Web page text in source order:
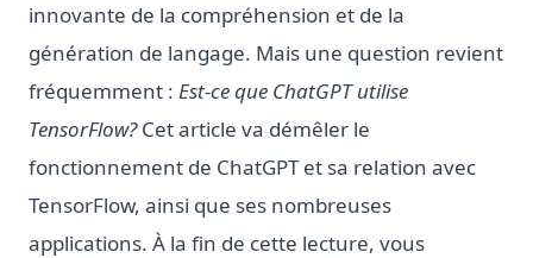
innovante de la compréhension et de la
génération de langage. Mais une question revient
fréquemment : Est-ce que ChatGPT utilise
TensorFlow?Cet article va démêler le
fonctionnement de ChatGPT et sa relation avec
TensorFlow, ainsi que ses nombreuses
applications. À la fin de cette lecture, vous